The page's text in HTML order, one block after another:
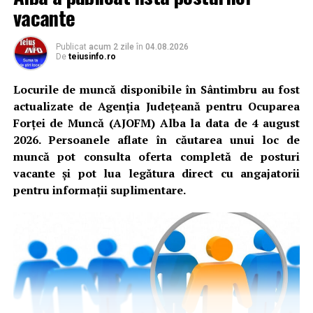
vacante
Publicat acum 2 zile în 04.08.2026
De teiusinfo.ro
Locurile de muncă disponibile în Sântimbru au fost
actualizate de Agenția Județeană pentru Ocuparea
Forței de Muncă (AJOFM) Alba la data de 4 august
2026. Persoanele aflate în căutarea unui loc de
muncă pot consulta oferta completă de posturi
vacante și pot lua legătura direct cu angajatorii
pentru informații suplimentare.